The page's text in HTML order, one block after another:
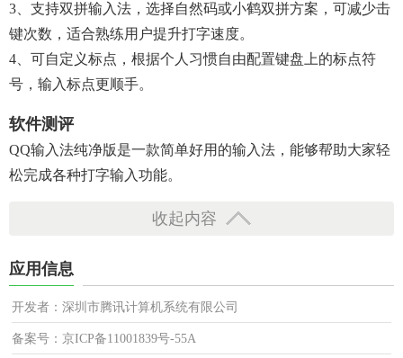
3、支持双拼输入法，选择自然码或小鹤双拼方案，可减少击
键次数，适合熟练用户提升打字速度。
4、可自定义标点，根据个人习惯自由配置键盘上的标点符
号，输入标点更顺手。
软件测评
QQ输入法纯净版是一款简单好用的输入法，能够帮助大家轻
松完成各种打字输入功能。
收起内容
应用信息
开发者：深圳市腾讯计算机系统有限公司
备案号：京ICP备11001839号-55A